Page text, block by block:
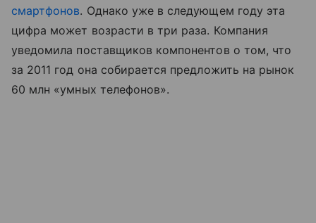
смартфонов. Однако уже в следующем году эта
цифра может возрасти в три раза. Компания
уведомила поставщиков компонентов о том, что
за 2011 год она собирается предложить на рынок
60 млн «умных телефонов».